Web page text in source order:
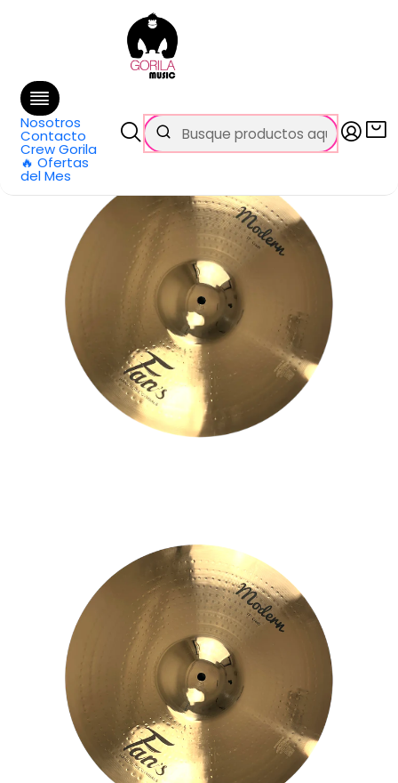
Nosotros
Contacto
Crew Gorila
🔥 Ofertas
del Mes
GRATIS
en Santiago y $99.990 en Regiones
Categorías Baterías y Percusión
Platillo Crash Modern Series 17 Pulgadas MODE-CR17 Fans